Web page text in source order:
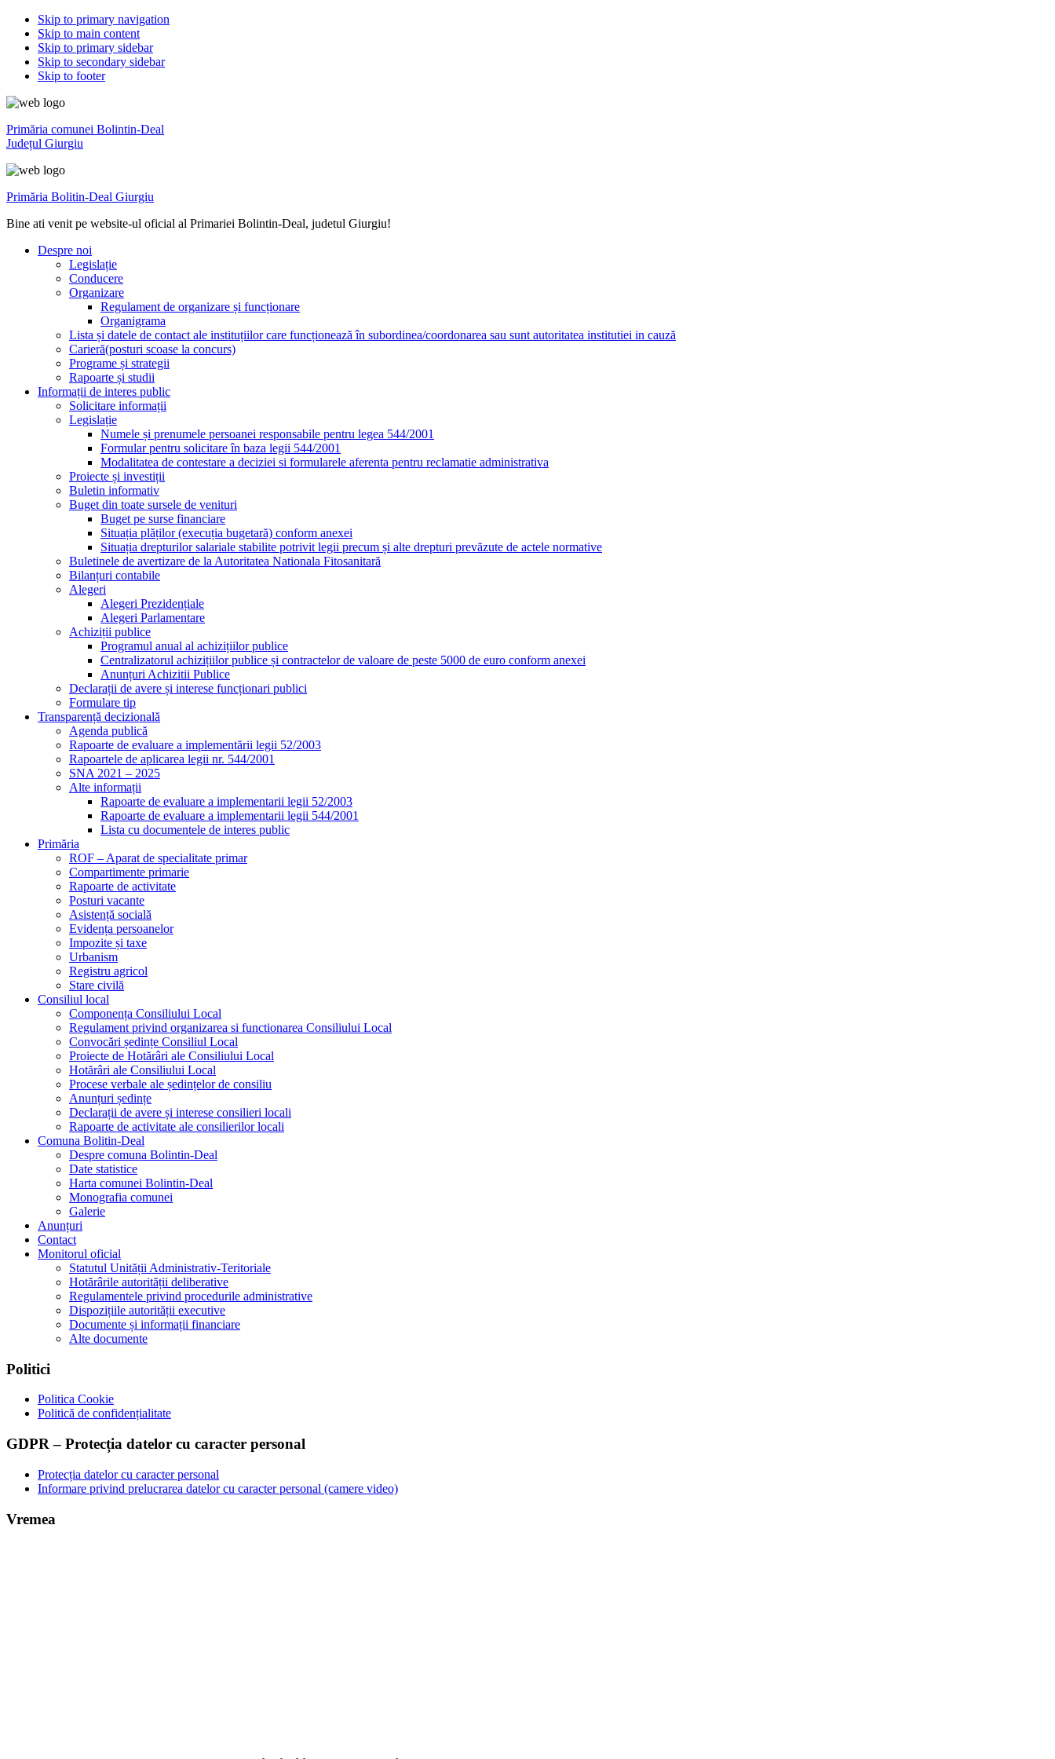
Skip to primary navigation
Skip to main content
Skip to primary sidebar
Skip to secondary sidebar
Skip to footer
Primăria comunei Bolintin-Deal
Județul Giurgiu
Primăria Bolitin-Deal Giurgiu
Bine ati venit pe website-ul oficial al Primariei Bolintin-Deal, judetul Giurgiu!
Despre noi
Legislație
Conducere
Organizare
Regulament de organizare și funcționare
Organigrama
Lista și datele de contact ale instituțiilor care funcționează în subordinea/coordonarea sau sunt autoritatea institutiei in cauză
Carieră(posturi scoase la concurs)
Programe și strategii
Rapoarte și studii
Informații de interes public
Solicitare informații
Legislație
Numele și prenumele persoanei responsabile pentru legea 544/2001
Formular pentru solicitare în baza legii 544/2001
Modalitatea de contestare a deciziei si formularele aferenta pentru reclamatie administrativa
Proiecte și investiții
Buletin informativ
Buget din toate sursele de venituri
Buget pe surse financiare
Situația plăților (execuția bugetară) conform anexei
Situația drepturilor salariale stabilite potrivit legii precum și alte drepturi prevăzute de actele normative
Buletinele de avertizare de la Autoritatea Nationala Fitosanitară
Bilanțuri contabile
Alegeri
Alegeri Prezidențiale
Alegeri Parlamentare
Achiziții publice
Programul anual al achizițiilor publice
Centralizatorul achizițiilor publice și contractelor de valoare de peste 5000 de euro conform anexei
Anunțuri Achizitii Publice
Declarații de avere și interese funcționari publici
Formulare tip
Transparență decizională
Agenda publică
Rapoarte de evaluare a implementării legii 52/2003
Rapoartele de aplicarea legii nr. 544/2001
SNA 2021 – 2025
Alte informații
Rapoarte de evaluare a implementarii legii 52/2003
Rapoarte de evaluare a implementarii legii 544/2001
Lista cu documentele de interes public
Primăria
ROF – Aparat de specialitate primar
Compartimente primarie
Rapoarte de activitate
Posturi vacante
Asistență socială
Evidența persoanelor
Impozite și taxe
Urbanism
Registru agricol
Stare civilă
Consiliul local
Componența Consiliului Local
Regulament privind organizarea si functionarea Consiliului Local
Convocări ședințe Consiliul Local
Proiecte de Hotărâri ale Consiliului Local
Hotărâri ale Consiliului Local
Procese verbale ale ședințelor de consiliu
Anunțuri ședințe
Declarații de avere și interese consilieri locali
Rapoarte de activitate ale consilierilor locali
Comuna Bolitin-Deal
Despre comuna Bolintin-Deal
Date statistice
Harta comunei Bolintin-Deal
Monografia comunei
Galerie
Anunțuri
Contact
Monitorul oficial
Statutul Unității Administrativ-Teritoriale
Hotărârile autorității deliberative
Regulamentele privind procedurile administrative
Dispozițiile autorității executive
Documente și informații financiare
Alte documente
Politici
Politica Cookie
Politică de confidențialitate
GDPR – Protecția datelor cu caracter personal
Protecția datelor cu caracter personal
Informare privind prelucrarea datelor cu caracter personal (camere video)
Vremea